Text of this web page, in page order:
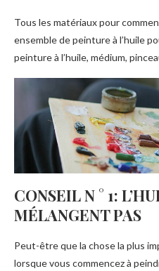
Tous les matériaux pour
ensemble de peinture à l’huile
peinture à l’huile, médium,
CONSEIL N ° 1:
MÉLANGENT PAS
Peut-être que la chose la plus
lorsque vous commencez à